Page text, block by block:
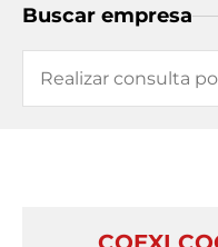
Buscar empresa